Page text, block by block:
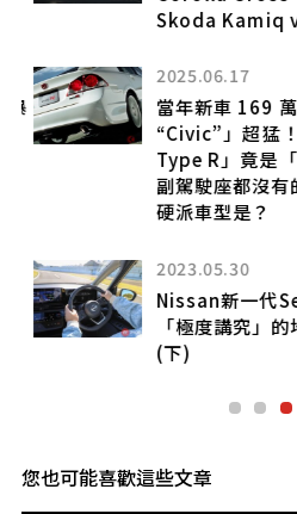
Skoda Kamiq
2025.06.17
當年新車 169
“Civic”」超猛
Type R」竟是
副駕駛座都沒有
硬派車型是？
2023.05.30
Nissan新一代
「極度講究」的
(下)
您也可能喜歡這些文章